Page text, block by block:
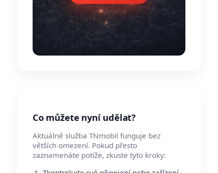
Co můžete nyní udělat?
Aktuálně služba TNmobil funguje bez
větších omezení. Pokud přesto
zaznamenáte potíže, zkuste tyto kroky: